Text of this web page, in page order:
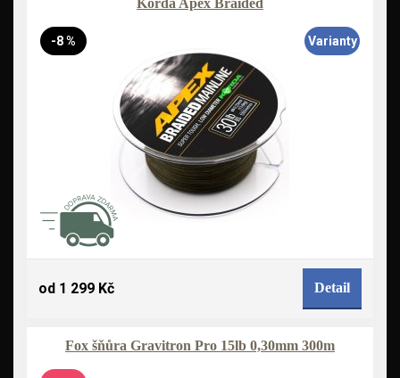
Korda Apex Braided
-8 % Varianty
od 1 299 Kč Detail
Fox šňůra Gravitron Pro 15lb 0,30mm 300m